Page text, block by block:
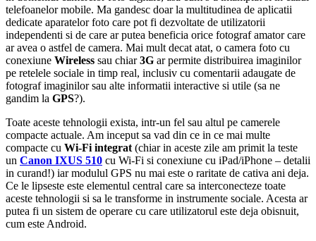
telefoanelor mobile. Ma gandesc doar la multitudinea de aplicatii
dedicate aparatelor foto care pot fi dezvoltate de utilizatorii
independenti si de care ar putea beneficia orice fotograf amator care
ar avea o astfel de camera. Mai mult decat atat, o camera foto cu
conexiune Wireless sau chiar3G ar permite distribuirea imaginilor
pe retelele sociale in timp real, inclusiv cu comentarii adaugate de
fotograf imaginilor sau alte informatii interactive si utile (sa ne
gandim la GPS?).
Toate aceste tehnologii exista, intr-un fel sau altul pe camerele
compacte actuale. Am inceput sa vad din ce in ce mai multe
compacte cu Wi-Fi integrat (chiar in aceste zile am primit la teste
un Canon IXUS 510 cu Wi-Fi si conexiune cu iPad/iPhone – detalii
in curand!) iar modulul GPS nu mai este o raritate de cativa ani deja.
Ce le lipseste este elementul central care sa interconecteze toate
aceste tehnologii si sa le transforme in instrumente sociale. Acesta ar
putea fi un sistem de operare cu care utilizatorul este deja obisnuit,
cum este Android.